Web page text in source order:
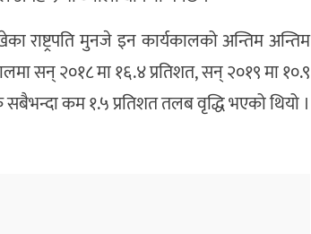
राष्ट्रपति मुनजे इन कार्यकालको अन्तिम अन्तिम
सन् २०१८ मा १६.४ प्रतिशत, सन् २०१९ मा १०.९
कम १.५ प्रतिशत तलब वृद्धि भएको थियो ।